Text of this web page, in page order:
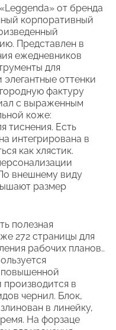
от бренда
корпоративный
Представлен в
ежедневников
для
оттенки
фактуру
с выраженным
коже:
тиснения. Есть
интегрирована в
как хлястик.
внешнему виду
размер
полезная
272 страницы для
рабочих планов..
в
чернил. Блок,
в линейку,
На форзаце